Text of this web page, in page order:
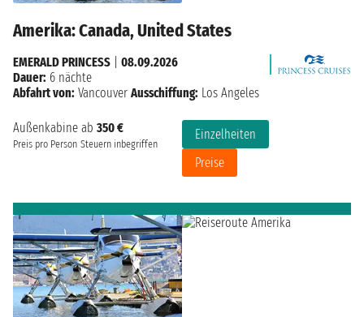
Amerika: Canada, United States
Außenkabine ab 350 €
Preis pro Person Steuern inbegriffen
Einzelheiten
Preise
EMERALD PRINCESS
08.09.2026
Dauer: 6 nächte
Abfahrt von: Vancouver Ausschiffung: Los Angeles